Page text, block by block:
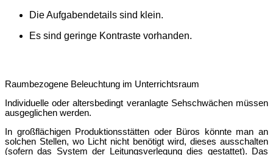
Die Aufgabendetails sind klein.
Es sind geringe Kontraste vorhanden.
Raumbezogene Beleuchtung im Unterrichtsraum
Individuelle oder altersbedingt veranlagte Sehschwächen müssen
ausgeglichen werden.
In großflächigen Produktionsstätten oder Büros könnte man an
solchen Stellen, wo Licht nicht benötigt wird, dieses ausschalten
(sofern das System der Leitungsverlegung dies gestattet). Das